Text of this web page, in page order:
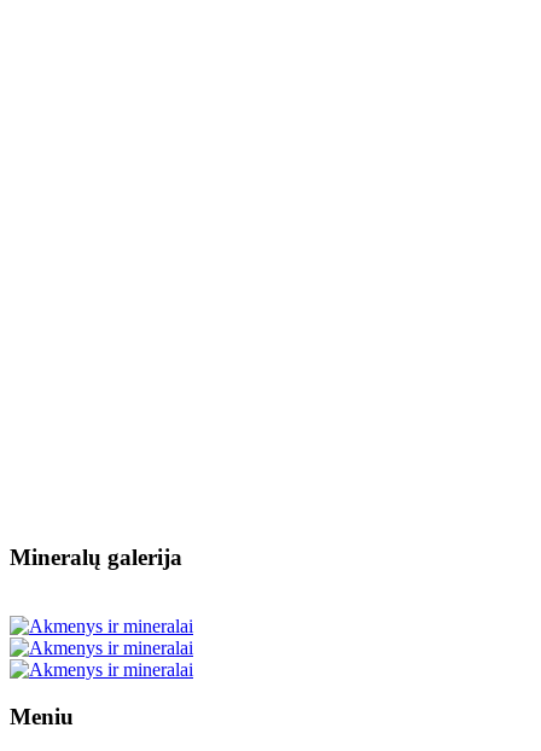
Mineralų galerija
Meniu